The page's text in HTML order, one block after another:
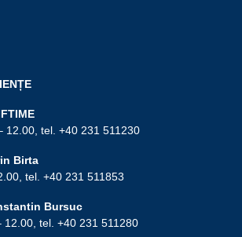
12.00, tel. +40 231 511230
Birta
tel. +40 231 511853
Bursuc
12.00, tel. +40 231 511280